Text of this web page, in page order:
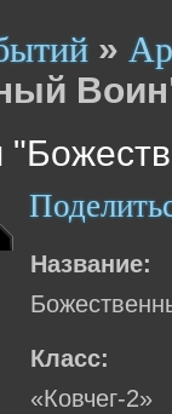
»
Название:
Класс:
«Ковчег-2»